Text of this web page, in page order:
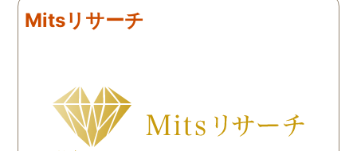
れば、まずは相談だけで
り報告書を頂けたので前に
向かって進めそうです。
ちろんゴミ出し場に出す
風で飛んできたのかと思
い、気にせずいましたが
Mitsリサーチ